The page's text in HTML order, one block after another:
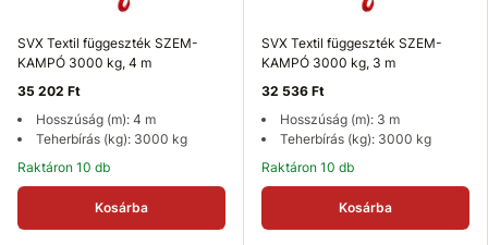
SVX Textil függeszték SZEM-
KAMPÓ 3000 kg, 4 m
35 202 Ft
Hosszúság (m): 4 m
Teherbírás (kg): 3000 kg
Raktáron 10 db
Kosárba
SVX Textil függeszték SZEM-
KAMPÓ 3000 kg, 3 m
32 536 Ft
Hosszúság (m): 3 m
Teherbírás (kg): 3000 kg
Raktáron 10 db
Kosárba